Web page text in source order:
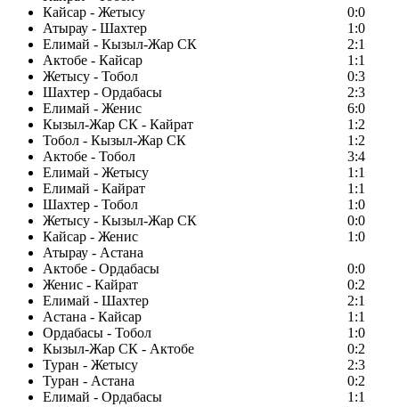
Кайсар - Жетысу
0:0
Атырау - Шахтер
1:0
Елимай - Кызыл-Жар СК
2:1
Актобе - Кайсар
1:1
Жетысу - Тобол
0:3
Шахтер - Ордабасы
2:3
Елимай - Женис
6:0
Кызыл-Жар СК - Кайрат
1:2
Тобол - Кызыл-Жар СК
1:2
Актобе - Тобол
3:4
Елимай - Жетысу
1:1
Елимай - Кайрат
1:1
Шахтер - Тобол
1:0
Жетысу - Кызыл-Жар СК
0:0
Кайсар - Женис
1:0
Атырау - Астана
Актобе - Ордабасы
0:0
Женис - Кайрат
0:2
Елимай - Шахтер
2:1
Астана - Кайсар
1:1
Ордабасы - Тобол
1:0
Кызыл-Жар СК - Актобе
0:2
Туран - Жетысу
2:3
Туран - Астана
0:2
Елимай - Ордабасы
1:1